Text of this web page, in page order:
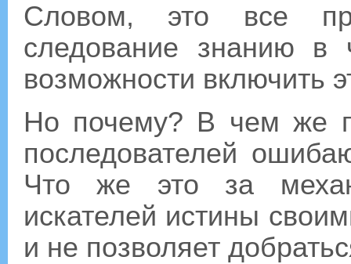
Словом, это все
следование знанию в
возможности включить
Но почему? В чем же
последователей
Что же это за
искателей истины
и не позволяет